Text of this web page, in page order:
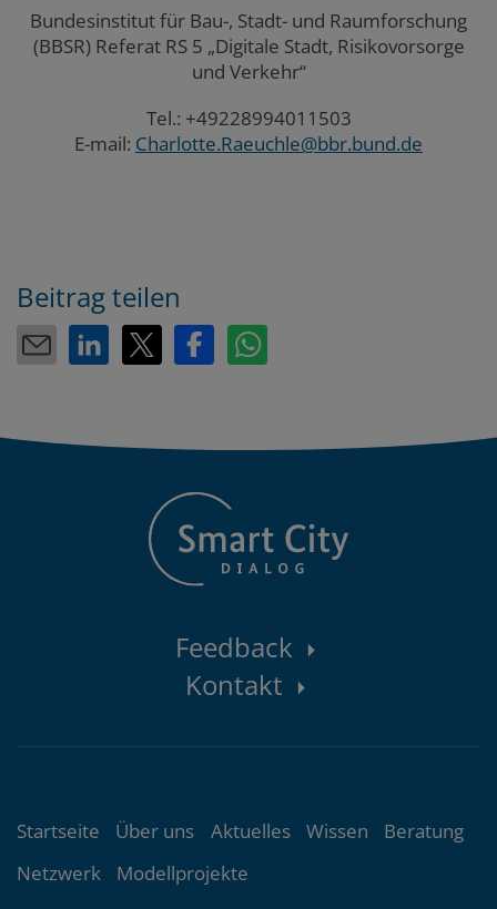
Bundesinstitut für Bau-, Stadt- und Raumforschung
(BBSR) Referat RS 5 „Digitale Stadt, Risikovorsorge
und Verkehr“
Tel.: +49228994011503
E-mail: Charlotte.Raeuchle@bbr.bund.de
Beitrag teilen
Kontaktbereich
Feedback
Kontakt
Themenübersicht
Startseite Über uns Aktuelles Wissen
Beratung
Netzwerk
Modellprojekte